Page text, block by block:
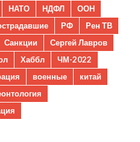
НАТО НДФЛ
ООН
РФ
Рен ТВ
Санкции
Сергей Лавров
Хаббл
ЧМ-2022
военные
китай